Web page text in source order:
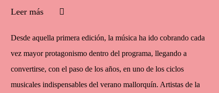
Leer más
Desde aquella primera edición, la música ha ido cobrando cada
vez mayor protagonismo dentro del programa, llegando a
convertirse, con el paso de los años, en uno de los ciclos
musicales indispensables del verano mallorquín. Artistas de la